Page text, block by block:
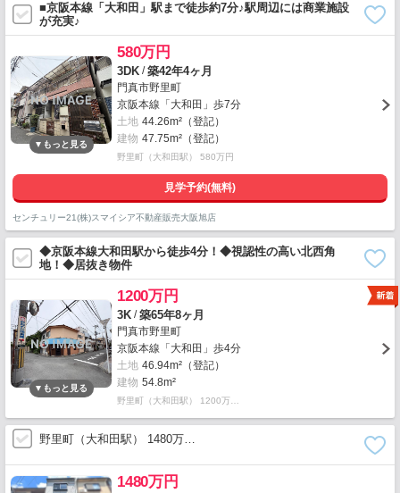
■京阪本線「大和田」駅まで徒歩約7分♪駅周辺には商業施設
が充実♪
580万円
3DK /築42年4ヶ月
門真市野里町
京阪本線「大和田」歩7分
土地 44.26m²（登記）
建物 47.75m²（登記）
野里町（大和田駅） 580万円
見学予約(無料)
センチュリー21(株)スマイシア不動産販売大阪旭店
◆京阪本線大和田駅から徒歩4分！◆視認性の高い北西角
地！◆居抜き物件
1200万円
3K /築65年8ヶ月
門真市野里町
京阪本線「大和田」歩4分
土地 46.94m²（登記）
建物 54.8m²
野里町（大和田駅） 1200万…
野里町（大和田駅） 1480万…
1480万円